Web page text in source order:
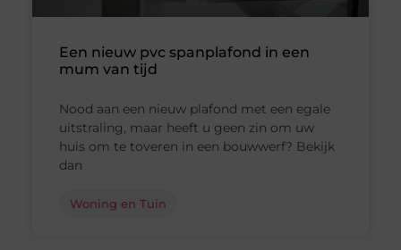
Een nieuw pvc spanplafond in een
mum van tijd
Nood aan een nieuw plafond met een egale
uitstraling, maar heeft u geen zin om uw
huis om te toveren in een bouwwerf? Bekijk
dan
Woning en Tuin